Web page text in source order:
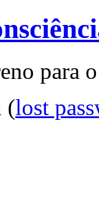
para
(lost